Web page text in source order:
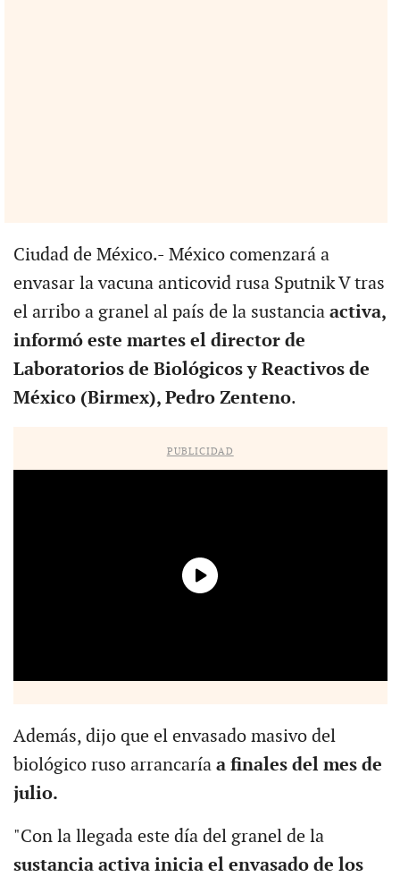
Ciudad de México.- México comenzará a
envasar la vacuna anticovid rusa Sputnik V tras
el arribo a granel al país de la sustancia activa,
informó este martes el director de
Laboratorios de Biológicos y Reactivos de
México (Birmex), Pedro Zenteno.
PUBLICIDAD
Además, dijo que el envasado masivo del
biológico ruso arrancaría a finales del mes de
julio.
"Con la llegada este día del granel de la
sustancia activa inicia el envasado de los